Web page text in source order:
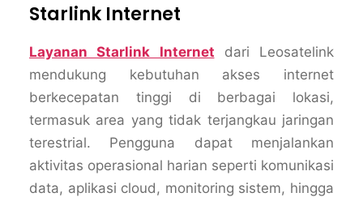
Starlink Internet
Layanan Starlink Internet dari Leosatelink
mendukung kebutuhan akses internet
berkecepatan tinggi di berbagai lokasi,
termasuk area yang tidak terjangkau jaringan
terestrial. Pengguna dapat menjalankan
aktivitas operasional harian seperti komunikasi
data, aplikasi cloud, monitoring sistem, hingga